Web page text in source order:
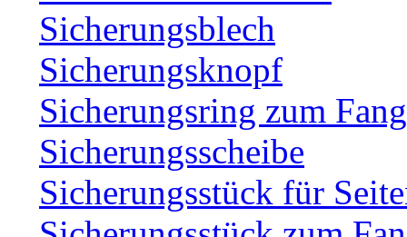
Sicherungsblech
Sicherungsknopf
Sicherungsring zum
Sicherungsscheibe
Sicherungsstück für